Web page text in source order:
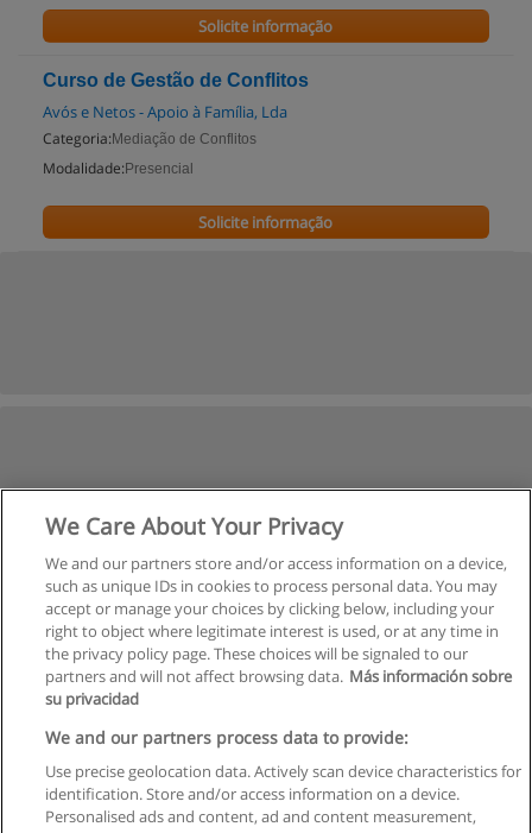
Solicite informação
Curso de Gestão de Conflitos
Avós e Netos - Apoio à Família, Lda
Categoria: Mediação de Conflitos
Modalidade: Presencial
Solicite informação
Regras de uso
We Care About Your Privacy
We and our partners store and/or access information on a device,
such as unique IDs in cookies to process personal data. You may
accept or manage your choices by clicking below, including your
right to object where legitimate interest is used, or at any time in
the privacy policy page. These choices will be signaled to our
partners and will not affect browsing data. Más información sobre
su privacidad
We and our partners process data to provide:
Use precise geolocation data. Actively scan device characteristics for
identification. Store and/or access information on a device.
Personalised ads and content, ad and content measurement,